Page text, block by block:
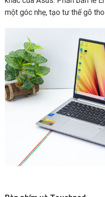
một góc nhẹ, tạo tư thế gõ